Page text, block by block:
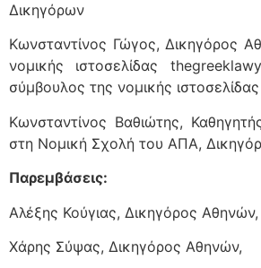
Δικηγόρων
Κωνσταντίνος Γώγος, Δικηγόρος
νομικής ιστοσελίδας
σύμβουλος της νομικής
Κωνσταντίνος Βαθιώτης,
στη Νομική Σχολή του ΑΠΑ,
Παρεμβάσεις:
Αλέξης Κούγιας, Δικηγόρος Αθηνών,
Χάρης Σύψας, Δικηγόρος Αθηνών,